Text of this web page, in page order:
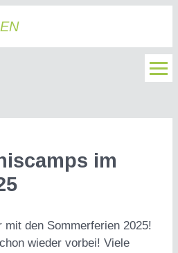
im
mit den Sommerferien 2025!
wieder vorbei! Viele